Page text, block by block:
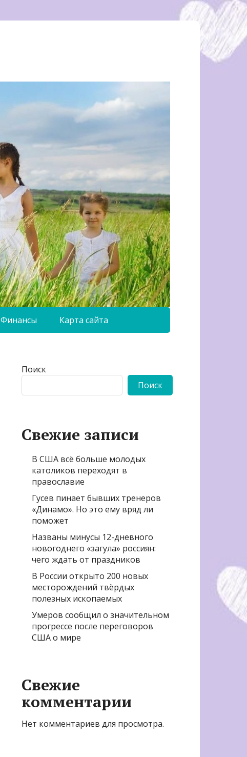
Финансы Карта сайта
Поиск
Поиск
Свежие записи
В США всё больше молодых
католиков переходят в
православие
Гусев пинает бывших тренеров
«Динамо». Но это ему вряд ли
поможет
Названы минусы 12-дневного
новогоднего «загула» россиян:
чего ждать от праздников
В России открыто 200 новых
месторождений твёрдых
полезных ископаемых
Умеров сообщил о значительном
прогрессе после переговоров
США о мире
Свежие
комментарии
Нет комментариев для просмотра.